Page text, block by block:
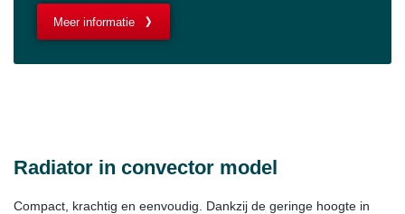
Meer informatie
Radiator in convector model
Compact, krachtig en eenvoudig. Dankzij de geringe hoogte in